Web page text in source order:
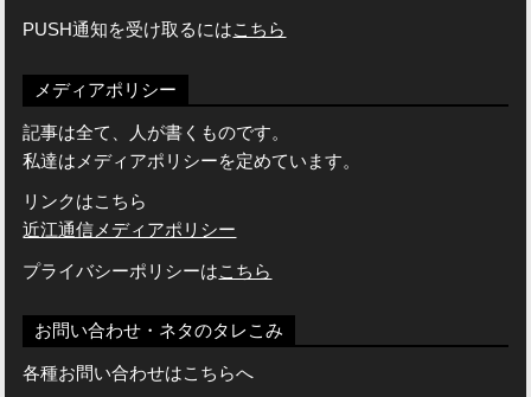
PUSH通知を受け取るにはこちら
メディアポリシー
記事は全て、人が書くものです。
私達はメディアポリシーを定めています。
リンクはこちら
近江通信メディアポリシー
プライバシーポリシーはこちら
お問い合わせ・ネタのタレこみ
各種お問い合わせはこちらへ